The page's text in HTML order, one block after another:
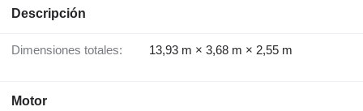
Descripción
Dimensiones totales: 13,93 m × 3,68 m × 2,55 m
Motor